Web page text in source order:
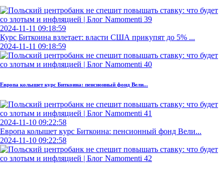
2024-11-11 09:18:59
Курс Биткоина взлетает: власти США прикупят до 5% ...
2024-11-11 09:18:59
Европа колышет курс Биткоина: пенсионный фонд Вели...
2024-11-10 09:22:58
Европа колышет курс Биткоина: пенсионный фонд Вели...
2024-11-10 09:22:58